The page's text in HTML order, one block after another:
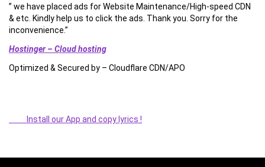
” we have placed ads for Website Maintenance/High-speed CDN
& etc. Kindly help us to click the ads. Thank you. Sorry for the
inconvenience.”
Hostinger – Cloud hosting
Optimized & Secured by – Cloudflare CDN/APO
Install our App and copy lyrics !